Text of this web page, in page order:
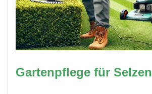
Gartenpflege für Selzen